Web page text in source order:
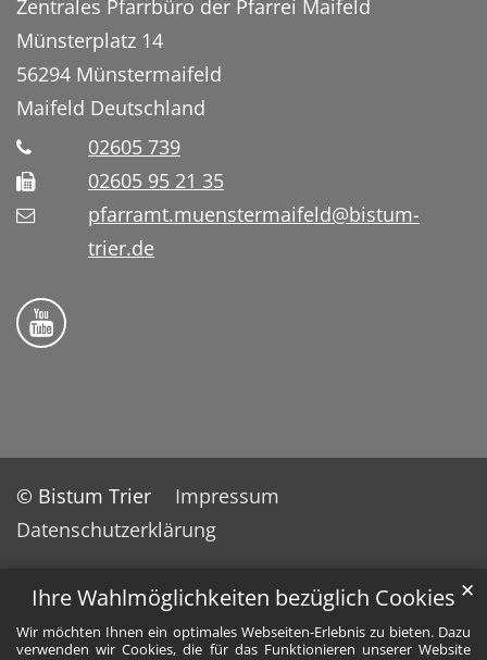
Ihre Wahlmöglichkeiten bezüglich Cookies
Wir möchten Ihnen ein optimales Webseiten-Erlebnis zu bieten. Dazu
verwenden wir Cookies, die für das Funktionieren unserer Website
✕
Zentrales Pfarrbüro der Pfarrei Maifeld
Münsterplatz 14
56294 Münstermaifeld
Maifeld Deutschland
02605 739
02605 95 21 35
pfarramt.muenstermaifeld@bistum-
trier.de
Folge uns auf YouTube
© Bistum Trier
Impressum
Datenschutzerklärung